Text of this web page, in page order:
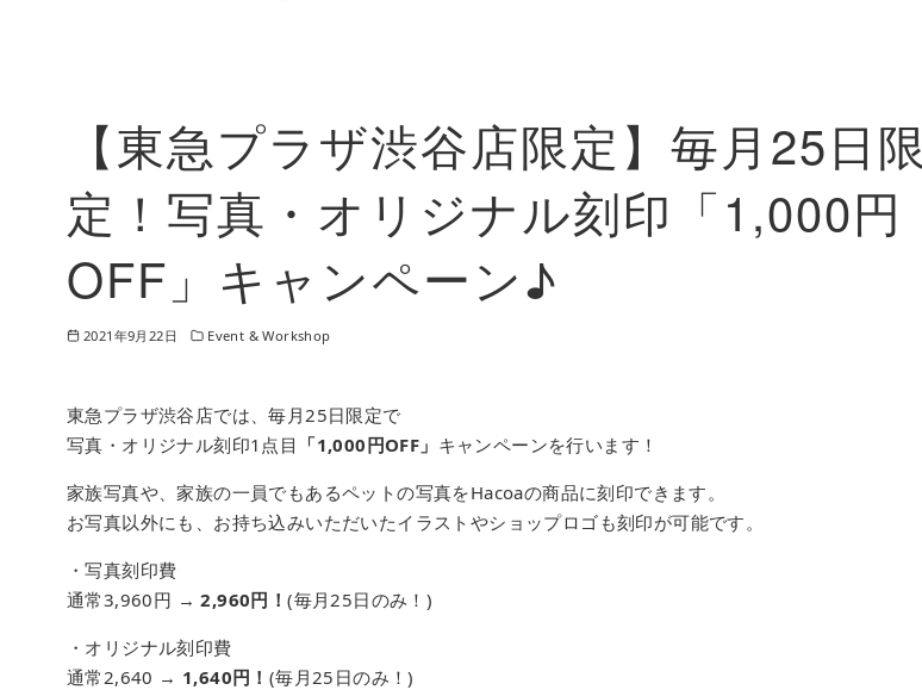
【東急プラザ渋谷店限定】毎月25日限
定！写真・オリジナル刻印「1,000円
OFF」キャンペーン♪
2021年9月22日 Event & Workshop
東急プラザ渋谷店では、毎月25日限定で
写真・オリジナル刻印1点目 「1,000円OFF」 キャンペーンを行います！
家族写真や、家族の一員でもあるペットの写真をHacoaの商品に刻印できます。
お写真以外にも、お持ち込みいただいたイラストやショップロゴも刻印が可能です。
・写真刻印費
通常3,960円 →2,960円！(毎月25日のみ！)
・オリジナル刻印費
通常2,640 → 1,640円！ (毎月25日のみ！)